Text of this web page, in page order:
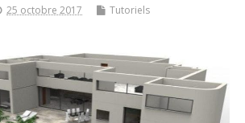
25 octobre 2017 Tutoriels